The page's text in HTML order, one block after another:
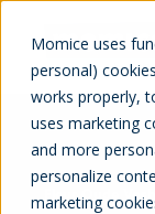
Momice uses
personal)
works properly,
uses marketing
and more
personalize
marketing
Fleur Oude